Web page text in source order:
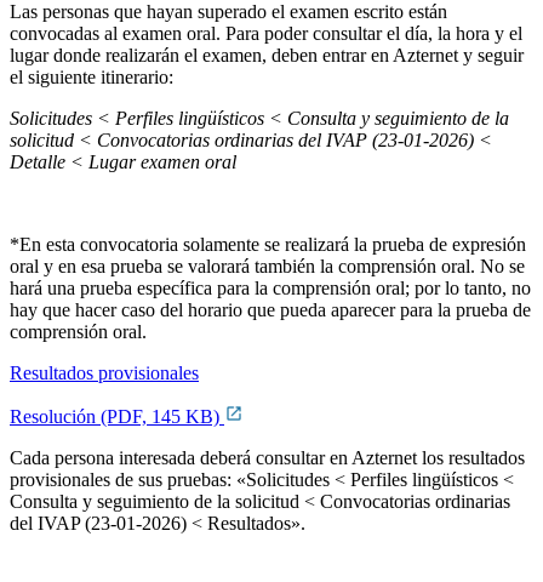
Las personas que hayan superado el examen escrito están
convocadas al examen oral. Para poder consultar el día, la hora y el
lugar donde realizarán el examen, deben entrar en Azternet y seguir
el siguiente itinerario:
Solicitudes < Perfiles lingüísticos < Consulta y seguimiento de la
solicitud < Convocatorias ordinarias del IVAP (23-01-2026) <
Detalle < Lugar examen oral
*En esta convocatoria solamente se realizará la prueba de expresión
oral y en esa prueba se valorará también la comprensión oral. No se
hará una prueba específica para la comprensión oral; por lo tanto, no
hay que hacer caso del horario que pueda aparecer para la prueba de
comprensión oral.
Resultados provisionales
Resolución (PDF, 145 KB)
Cada persona interesada deberá consultar en Azternet los resultados
provisionales de sus pruebas: «Solicitudes < Perfiles lingüísticos <
Consulta y seguimiento de la solicitud < Convocatorias ordinarias
del IVAP (23-01-2026) < Resultados».